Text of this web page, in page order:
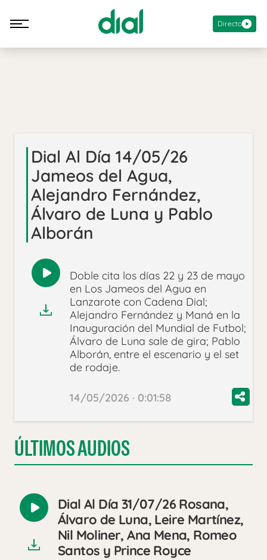
Directo
Dial Al Día 14/05/26
Jameos del Agua,
Alejandro Fernández,
Álvaro de Luna y Pablo
Alborán
Reproducir
audio
Doble cita los días 22 y 23 de mayo
en Los Jameos del Agua en
Lanzarote con Cadena Dial;
Alejandro Fernández y Maná en la
Inauguración del Mundial de Futbol;
Álvaro de Luna sale de gira; Pablo
Alborán, entre el escenario y el set
de rodaje.
14/05/2026 · 0:01:58
ÚLTIMOS AUDIOS
Reproducir
audio
Dial Al Día 31/07/26 Rosana,
Álvaro de Luna, Leire Martínez,
Nil Moliner, Ana Mena, Romeo
Santos y Prince Royce